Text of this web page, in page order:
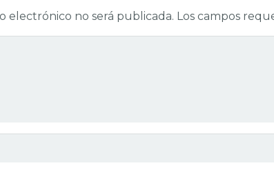
electrónico no será publicada. Los campos